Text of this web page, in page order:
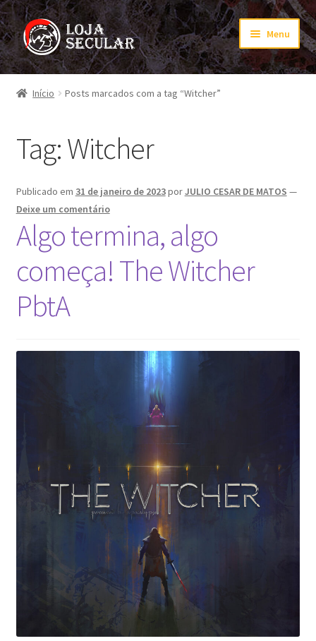
Pular
para
navegação
Pular
para
o
conteúdo
Menu
Início
Finalização de compra
Minha conta
PagSeguro
PagSeguro Checkout
PagSeguro Checkout Transparente
PagSeguro Ordem Recebida
Política de Envio
Início Posts marcados com a tag “Witcher”
Tag:Witcher
Publicado em 31 de janeiro de 2023porJULIO CESAR DE MATOS —
Deixe um comentário
Algo termina, algo
começa! The Witcher
PbtA